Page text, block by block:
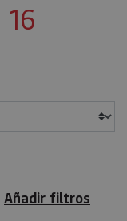
16
Añadir filtros